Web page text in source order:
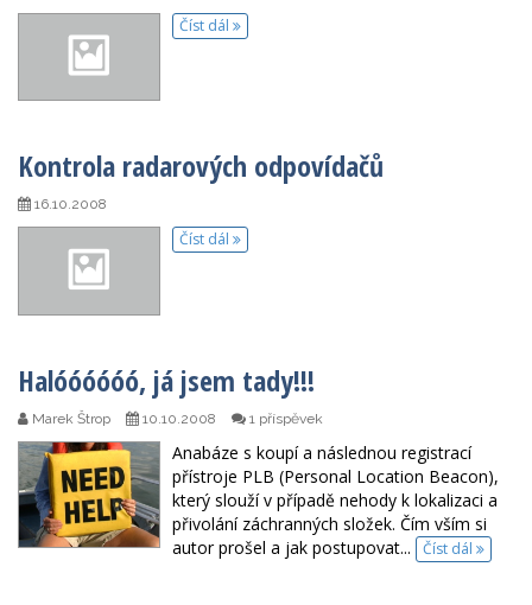
Číst dál
Kontrola radarových odpovídačů
16.10.2008
Číst dál
Halóóóóóó, já jsem tady!!!
Marek Štrop 10.10.2008 1 příspěvek
Anabáze s koupí a následnou registrací
přístroje PLB (Personal Location Beacon),
který slouží v případě nehody k lokalizaci a
přivolání záchranných složek. Čím vším si
autor prošel a jak postupovat...
Číst dál